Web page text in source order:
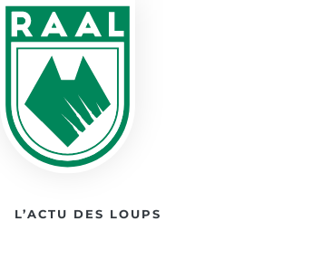
Skip to main content
L’ACTU DES LOUPS